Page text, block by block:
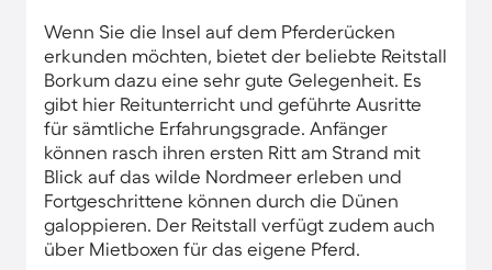
Wenn Sie die Insel auf dem Pferderücken
erkunden möchten, bietet der beliebte Reitstall
Borkum dazu eine sehr gute Gelegenheit. Es
gibt hier Reitunterricht und geführte Ausritte
für sämtliche Erfahrungsgrade. Anfänger
können rasch ihren ersten Ritt am Strand mit
Blick auf das wilde Nordmeer erleben und
Fortgeschrittene können durch die Dünen
galoppieren. Der Reitstall verfügt zudem auch
über Mietboxen für das eigene Pferd.